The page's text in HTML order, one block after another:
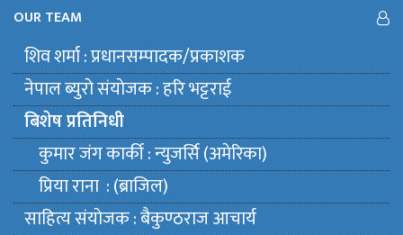
OUR TEAM
शिव शर्मा : प्रधानसम्पादक/प्रकाशक
नेपाल ब्युराे संयाेजक : हरि भट्टराई
बिशेष प्रतिनिधी
कुमार जंग कार्की : न्युजर्सि (अमेरिका)
प्रिया राना : (ब्राजिल)
साहित्य संयाेजक : बैकुण्ठराज आचार्य